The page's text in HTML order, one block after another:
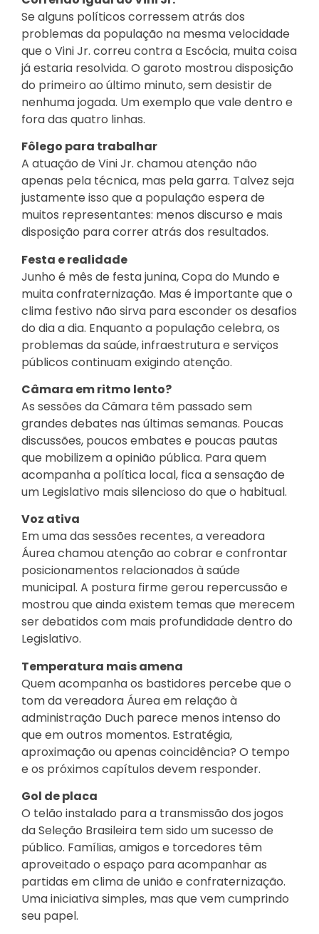
Se alguns políticos corressem atrás dos
problemas da população na mesma velocidade
que o Vini Jr. correu contra a Escócia, muita coisa
já estaria resolvida. O garoto mostrou disposição
do primeiro ao último minuto, sem desistir de
nenhuma jogada. Um exemplo que vale dentro e
fora das quatro linhas.
Fôlego para trabalhar
A atuação de Vini Jr. chamou atenção não
apenas pela técnica, mas pela garra. Talvez seja
justamente isso que a população espera de
muitos representantes: menos discurso e mais
disposição para correr atrás dos resultados.
Festa e realidade
Junho é mês de festa junina, Copa do Mundo e
muita confraternização. Mas é importante que o
clima festivo não sirva para esconder os desafios
do dia a dia. Enquanto a população celebra, os
problemas da saúde, infraestrutura e serviços
públicos continuam exigindo atenção.
Câmara em ritmo lento?
As sessões da Câmara têm passado sem
grandes debates nas últimas semanas. Poucas
discussões, poucos embates e poucas pautas
que mobilizem a opinião pública. Para quem
acompanha a política local, fica a sensação de
um Legislativo mais silencioso do que o habitual.
Voz ativa
Em uma das sessões recentes, a vereadora
Áurea chamou atenção ao cobrar e confrontar
posicionamentos relacionados à saúde
municipal. A postura firme gerou repercussão e
mostrou que ainda existem temas que merecem
ser debatidos com mais profundidade dentro do
Legislativo.
Temperatura mais amena
Quem acompanha os bastidores percebe que o
tom da vereadora Áurea em relação à
administração Duch parece menos intenso do
que em outros momentos. Estratégia,
aproximação ou apenas coincidência? O tempo
e os próximos capítulos devem responder.
Gol de placa
O telão instalado para a transmissão dos jogos
da Seleção Brasileira tem sido um sucesso de
público. Famílias, amigos e torcedores têm
aproveitado o espaço para acompanhar as
partidas em clima de união e confraternização.
Uma iniciativa simples, mas que vem cumprindo
seu papel.